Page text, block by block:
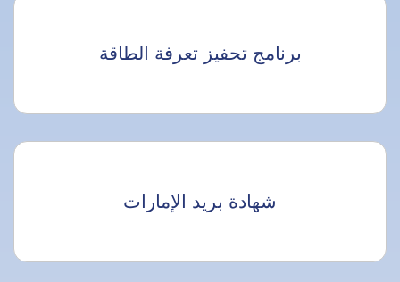
برنامج تحفيز تعرفة الطاقة
شهادة بريد الإمارات